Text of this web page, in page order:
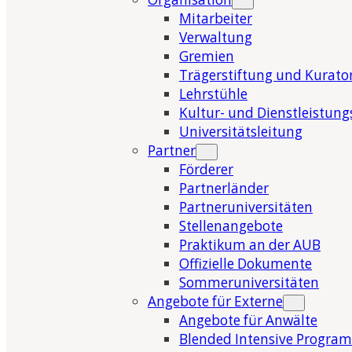
Mitarbeiter
Verwaltung
Gremien
Trägerstiftung und
Lehrstühle
Kultur- und
Universitätsleitung
Partner
Förderer
Partnerländer
Partneruniversitäten
Stellenangebote
Praktikum an der AUB
Offizielle Dokumente
Sommeruniversitäten
Angebote für Externe
Angebote für Anwälte
Blended Intensive Program